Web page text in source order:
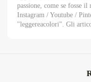
passione, come se fosse
Instagram / Youtube /
"leggereacolori". Gli